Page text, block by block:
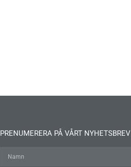
PRENUMERERA PÅ VÅRT NYHETSBREV